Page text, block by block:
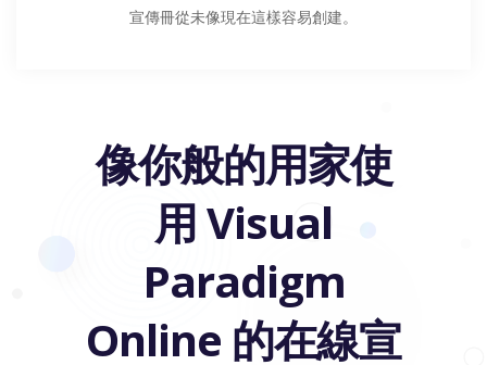
宣傳冊從未像現在這樣容易創建。
像你般的用家使
用 Visual
Paradigm
Online 的在線宣